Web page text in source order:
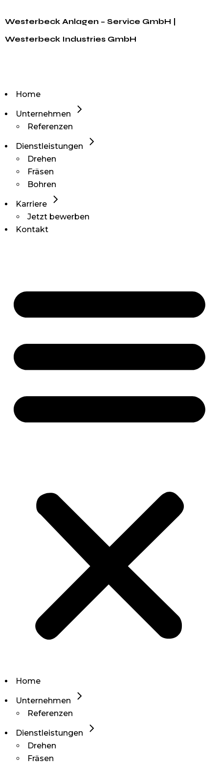
Westerbeck Anlagen – Service GmbH |
Westerbeck Industries GmbH
Home
Unternehmen
Referenzen
Dienstleistungen
Drehen
Fräsen
Bohren
Karriere
Jetzt bewerben
Kontakt
Home
Unternehmen
Referenzen
Dienstleistungen
Drehen
Fräsen